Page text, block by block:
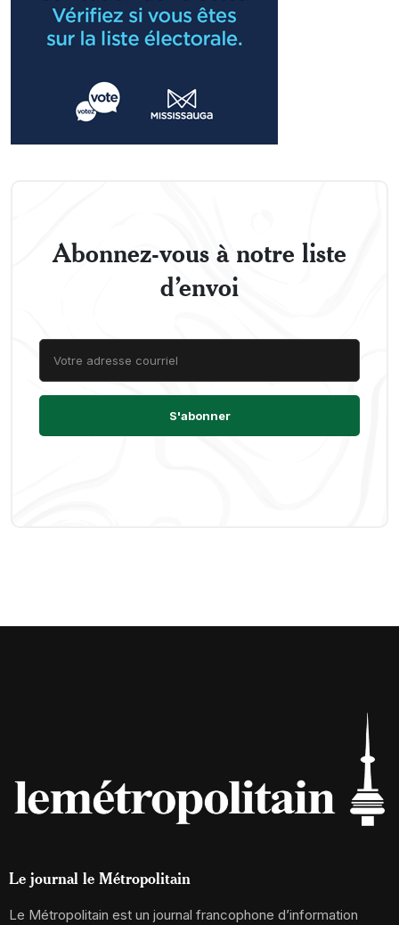
Abonnez-vous à notre liste
d’envoi
Le journal le Métropolitain
Le Métropolitain est un journal francophone d’information